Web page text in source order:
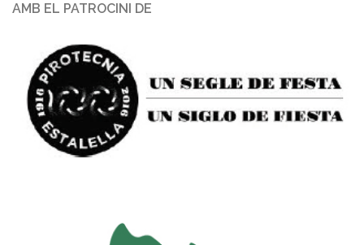
AMB EL PATROCINI DE